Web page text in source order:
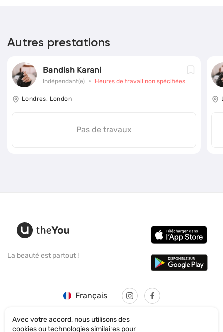
Autres prestations
Bandish Karani
Indépendant(e) Heures de travail non spécifiées
Londres, London
Pas de travaux
La beauté est partout !
Français
Avec votre accord, nous utilisons des
cookies ou technologies similaires pour